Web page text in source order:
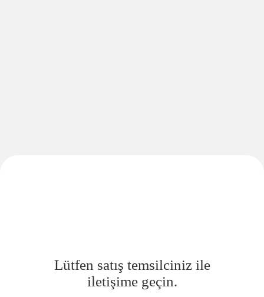
Lütfen satış temsilciniz ile
iletişime geçin.